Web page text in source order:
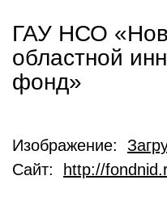
ГАУ НСО
областной
фонд»
Изображение:
Сайт:
http://